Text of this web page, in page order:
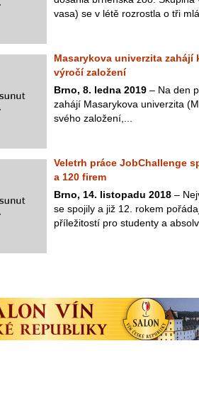
vasa) se v létě rozrostla o tři
Masarykova univerzita zahájí
výročí založení
Brno, 8. ledna 2019 – Na den
zahájí Masarykova univerzita
svého založení,...
Veletrh práce JobChallenge
a 120 firem
Brno, 14. listopadu 2018 –
se spojily a již 12. rokem
příležitostí pro studenty a